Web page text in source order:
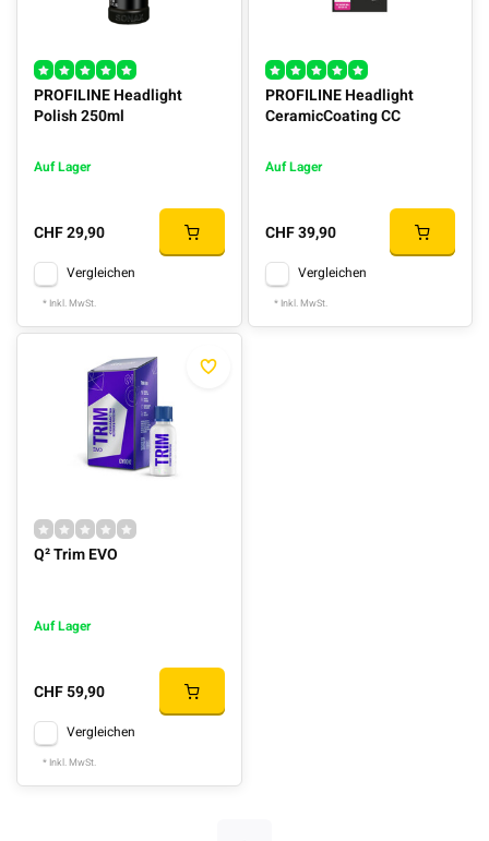
PROFILINE Headlight
Polish 250ml
Auf Lager
CHF 29,90
Vergleichen
* Inkl. MwSt.
PROFILINE Headlight
CeramicCoating CC
Auf Lager
CHF 39,90
Vergleichen
* Inkl. MwSt.
Q² Trim EVO
Auf Lager
CHF 59,90
Vergleichen
* Inkl. MwSt.